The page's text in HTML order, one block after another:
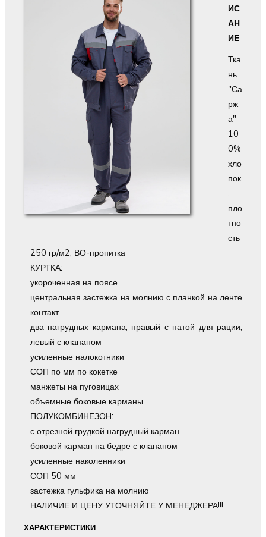
ИС
АН
ИЕ
Тка
нь
"Са
рж
а"
10
0%
хло
пок
,
пло
тно
сть
250 гр/м2, ВО-пропитка
КУРТКА:
укороченная на поясе
центральная застежка на молнию с планкой на ленте
контакт
два нагрудных кармана, правый с патой для рации,
левый с клапаном
усиленные налокотники
СОП по мм по кокетке
манжеты на пуговицах
объемные боковые карманы
ПОЛУКОМБИНЕЗОН:
с отрезной грудкой нагрудный карман
боковой карман на бедре с клапаном
усиленные наколенники
СОП 50 мм
застежка гульфика на молнию
НАЛИЧИЕ И ЦЕНУ УТОЧНЯЙТЕ У МЕНЕДЖЕРА!!!
ХАРАКТЕРИСТИКИ